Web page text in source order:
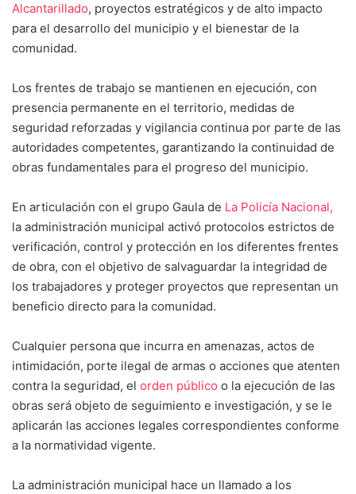
Alcantarillado, proyectos estratégicos y de alto impacto
para el desarrollo del municipio y el bienestar de la
comunidad.
Los frentes de trabajo se mantienen en ejecución, con
presencia permanente en el territorio, medidas de
seguridad reforzadas y vigilancia continua por parte de las
autoridades competentes, garantizando la continuidad de
obras fundamentales para el progreso del municipio.
En articulación con el grupo Gaula de La Policía Nacional,
la administración municipal activó protocolos estrictos de
verificación, control y protección en los diferentes frentes
de obra, con el objetivo de salvaguardar la integridad de
los trabajadores y proteger proyectos que representan un
beneficio directo para la comunidad.
Cualquier persona que incurra en amenazas, actos de
intimidación, porte ilegal de armas o acciones que atenten
contra la seguridad, el orden público o la ejecución de las
obras será objeto de seguimiento e investigación, y se le
aplicarán las acciones legales correspondientes conforme
a la normatividad vigente.
La administración municipal hace un llamado a los